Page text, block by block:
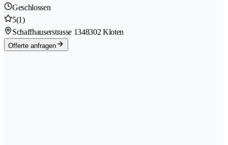
Geschlossen
5(1)
Schaffhauserstrasse 1348302 Kloten
Offerte anfragen